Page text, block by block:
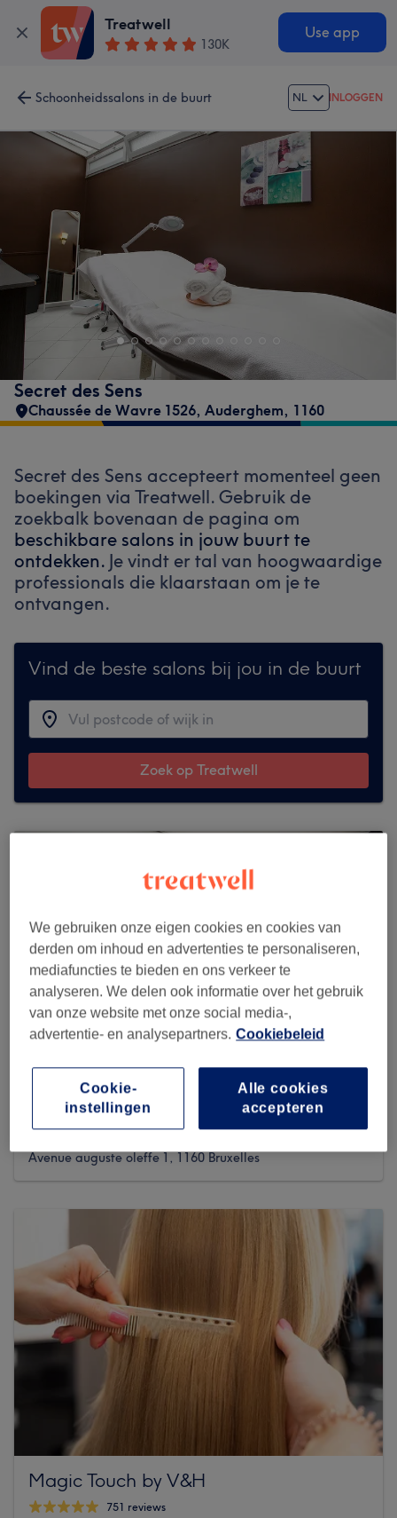
Treatwell
130K
Use app
Schoonheidssalons in de buurt NL INLOGGEN
Secret des Sens
Chaussée de Wavre 1526, Auderghem, 1160
Secret des Sens accepteert momenteel geen
boekingen via Treatwell. Gebruik de
zoekbalk bovenaan de pagina om
beschikbare salons in jouw buurt te
ontdekken. Je vindt er tal van hoogwaardige
professionals die klaarstaan om je te
ontvangen.
Vind de beste salons bij jou in de buurt
Zoek op Treatwell
Adele Beauty Clinic
91 reviews
Avenue auguste oleffe 1, 1160 Bruxelles
Magic Touch by V&H
751 reviews
We gebruiken onze eigen cookies en cookies van
derden om inhoud en advertenties te personaliseren,
mediafuncties te bieden en ons verkeer te
analyseren. We delen ook informatie over het gebruik
van onze website met onze social media-,
advertentie- en analysepartners. Cookiebeleid
Alle cookies
accepteren
Cookie-
instellingen